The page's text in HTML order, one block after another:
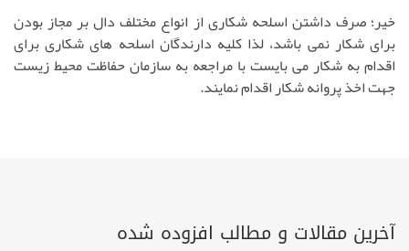
خیر؛ صرف داشتن اسلحه شکاری از انواع مختلف دال بر مجاز بودن
برای شکار نمی باشد، لذا کلیه دارندگان اسلحه های شکاری برای
اقدام به شکار می بایست با مراجعه به سازمان حفاظت محیط زیست
جهت اخذ پروانه شکار اقدام نمایند.
آخرین مقالات و مطالب افزوده شده